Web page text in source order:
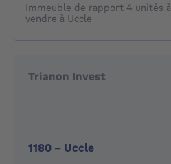
Immeuble de rapport 4 unités à
vendre à Uccle
Trianon Invest
1180 - Uccle